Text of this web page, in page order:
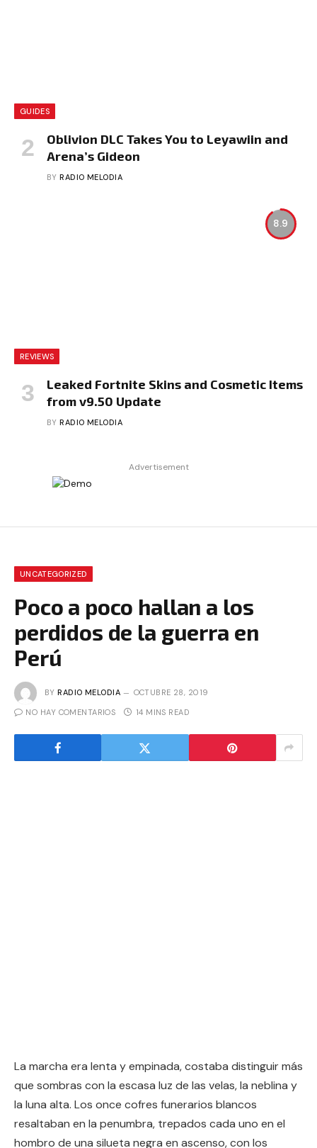
GUIDES
Oblivion DLC Takes You to Leyawiin and
Arena’s Gideon
BY RADIO MELODIA
8.9
REVIEWS
Leaked Fortnite Skins and Cosmetic Items
from v9.50 Update
BY RADIO MELODIA
Advertisement
UNCATEGORIZED
Poco a poco hallan a los
perdidos de la guerra en
Perú
BY RADIO MELODIA OCTUBRE 28, 2019
NO HAY COMENTARIOS 14 MINS READ
La marcha era lenta y empinada, costaba distinguir más
que sombras con la escasa luz de las velas, la neblina y
la luna alta. Los once cofres funerarios blancos
resaltaban en la penumbra, trepados cada uno en el
hombro de una silueta negra en ascenso, con los